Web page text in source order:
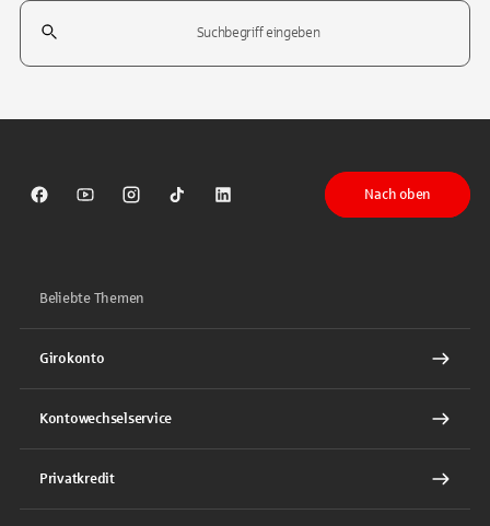
Suchfeld
Sparkasse auf Facebook
Sparkasse auf Youtube
Sparkasse auf Instagram
Sparkasse auf TikTok
Sparkasse auf LinkedIn
Nach oben
Beliebte Themen
Girokonto
Kontowechselservice
Privatkredit